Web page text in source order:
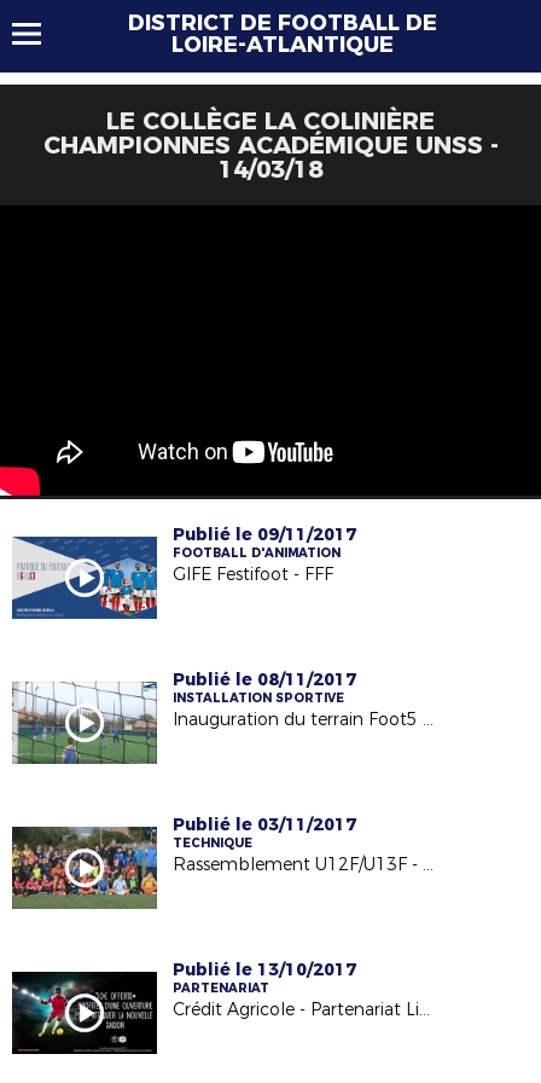
DISTRICT DE FOOTBALL DE
LOIRE-ATLANTIQUE
LE COLLÈGE LA COLINIÈRE
CHAMPIONNES ACADÉMIQUE UNSS -
14/03/18
Publié le 09/11/2017
FOOTBALL D'ANIMATION
GIFE Festifoot - FFF
Publié le 08/11/2017
INSTALLATION SPORTIVE
Inauguration du terrain Foot5 à Barbechat - US Loire et Divatte - 04/11/17
Publié le 03/11/2017
TECHNIQUE
Rassemblement U12F/U13F - 24.10.17
Publié le 13/10/2017
PARTENARIAT
Crédit Agricole - Partenariat Licencié Football